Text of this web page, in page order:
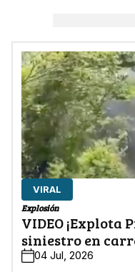
VIRAL
Explosión
VIDEO ¡Explota
siniestro en
04 Jul, 2026